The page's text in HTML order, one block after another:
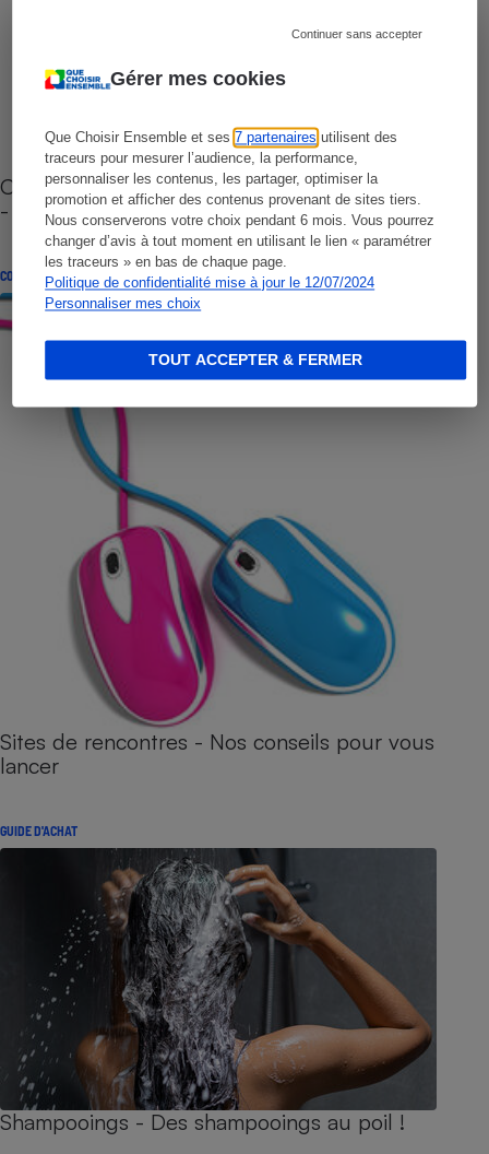
Gérer mes cookies
Que Choisir Ensemble et ses7 partenaires utilisent des
traceurs pour mesurer l’audience, la performance,
personnaliser les contenus, les partager, optimiser la
promotion et afficher des contenus provenant de sites tiers.
Nous conserverons votre choix pendant 6 mois. Vous pourrez
changer d’avis à tout moment en utilisant le lien « paramétrer
les traceurs » en bas de chaque page.
Politique de confidentialité mise à jour le 12/07/2024
Personnaliser mes choix
Continuer sans accepter
TOUT ACCEPTER & FERMER
Cafetière à capsules zéro déchet CoffeeB (vidéo)
- Premières impressions
CONSEILS
Sites de rencontres - Nos conseils pour vous
lancer
GUIDE D'ACHAT
Shampooings - Des shampooings au poil !